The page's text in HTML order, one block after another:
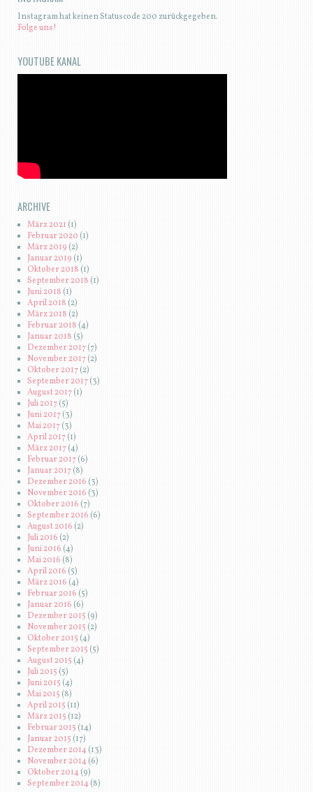
Instagram hat keinen Statuscode 200 zurückgegeben.
Folge uns!
YOUTUBE KANAL
ARCHIVE
März 2021(1)
Februar 2020 (1)
März 2019 (2)
Januar 2019 (1)
Oktober 2018 (1)
September 2018 (1)
Juni 2018 (1)
April 2018 (2)
März 2018 (2)
Februar 2018(4)
Januar 2018 (5)
Dezember 2017(7)
November 2017(2)
Oktober 2017(2)
September 2017(3)
August 2017(1)
Juli 2017(5)
Juni 2017(3)
Mai 2017(3)
April 2017(1)
März 2017(4)
Februar 2017(6)
Januar 2017(8)
Dezember 2016 (3)
November 2016 (3)
Oktober 2016 (7)
September 2016 (6)
August 2016(2)
Juli 2016 (2)
Juni 2016 (4)
Mai 2016 (8)
April 2016 (5)
März 2016 (4)
Februar 2016(5)
Januar 2016 (6)
Dezember 2015 (9)
November 2015 (2)
Oktober 2015 (4)
September 2015 (5)
August 2015 (4)
Juli 2015 (5)
Juni 2015 (4)
Mai 2015(8)
April 2015 (11)
März 2015(12)
Februar 2015 (14)
Januar 2015 (17)
Dezember 2014(13)
November 2014(6)
Oktober 2014(9)
September 2014(8)